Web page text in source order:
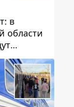
в
области